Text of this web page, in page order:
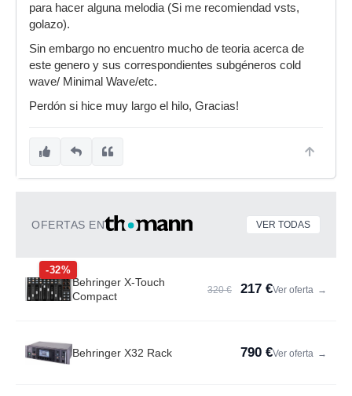
para hacer alguna melodia (Si me recomiendad vsts,
golazo).
Sin embargo no encuentro mucho de teoria acerca de
este genero y sus correspondientes subgéneros cold
wave/ Minimal Wave/etc.
Perdón si hice muy largo el hilo, Gracias!
OFERTAS EN VER TODAS
-32%
Behringer X-Touch
Compact
320 € 217 €Ver oferta →
Behringer X32 Rack 790 €Ver oferta →